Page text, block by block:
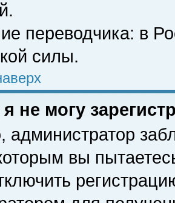
переводчика: в
силы.
не могу
администратор
вы